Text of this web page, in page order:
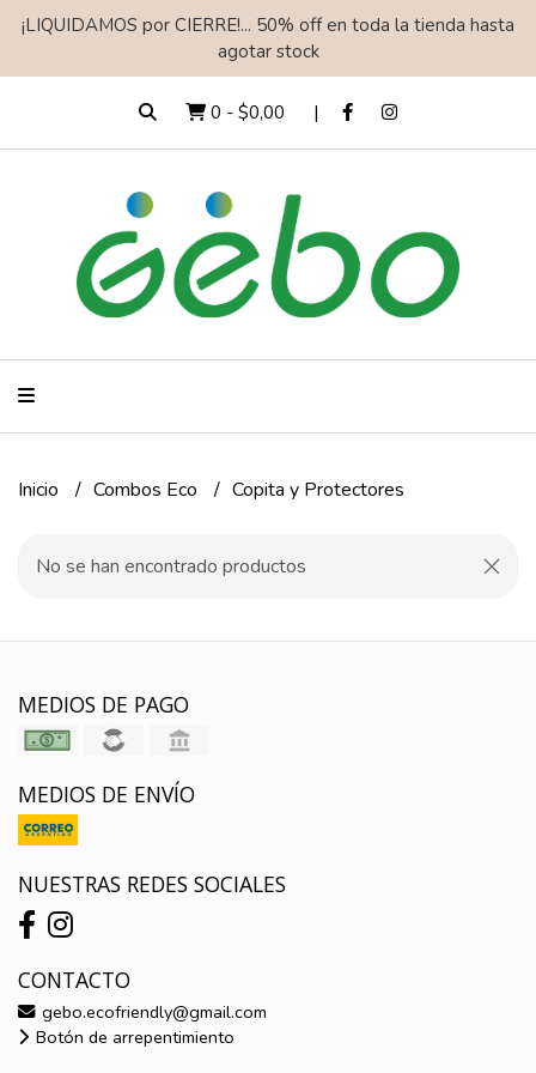
¡LIQUIDAMOS por CIERRE!... 50% off en toda la tienda hasta
agotar stock
0 - $0,00
Inicio Combos Eco Copita y Protectores
No se han encontrado productos
MEDIOS DE PAGO
MEDIOS DE ENVÍO
NUESTRAS REDES SOCIALES
CONTACTO
gebo.ecofriendly@gmail.com
Botón de arrepentimiento